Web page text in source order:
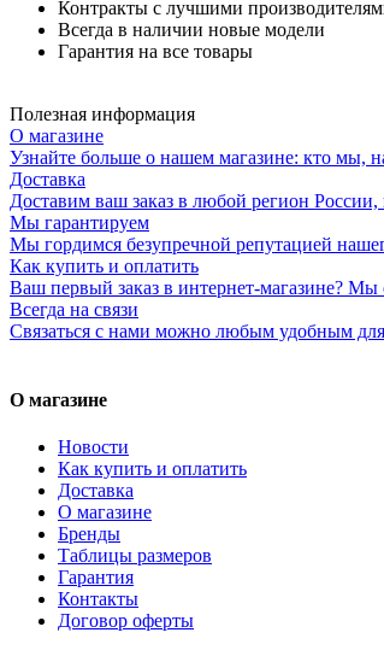
Контракты с лучшими
Всегда в наличии новые модели
Гарантия на все товары
Полезная информация
О магазине
Узнайте больше о нашем магазине: кто мы,
Доставка
Доставим ваш заказ в любой регион
Мы гарантируем
Мы гордимся безупречной репутацией
Как купить и оплатить
Ваш первый заказ в интернет-магазине?
Всегда на связи
Связаться с нами можно любым удобным
О магазине
Новости
Как купить и оплатить
Доставка
О магазине
Бренды
Таблицы размеров
Гарантия
Контакты
Договор оферты